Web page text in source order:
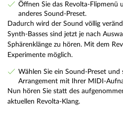
Öffnen Sie das Revolta-Flipmenü
anderes Sound-Preset.
Dadurch wird der Sound völlig
Synth-Basses sind jetzt je nach
Sphärenklänge zu hören. Mit dem
Experimente möglich.
Wählen Sie ein Sound-Preset und
Arrangement mit Ihrer MIDI-
Nun hören Sie statt des
aktuellen Revolta-Klang.